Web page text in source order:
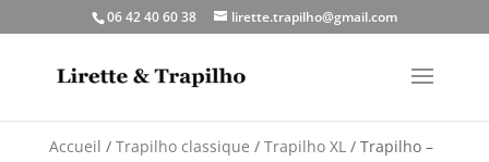
06 42 40 60 38 lirette.trapilho@gmail.com
Accueil / Trapilho classique / Trapilho XL/ Trapilho –